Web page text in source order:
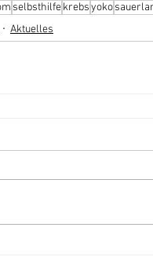
selbsthilfekrebsyoko
Aktuelles